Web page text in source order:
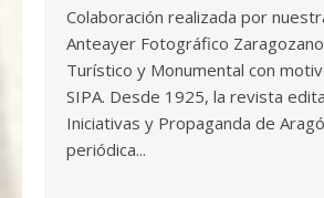
Colaboración realizada por
Anteayer Fotográfico Zaragozano
Turístico y Monumental con
SIPA. Desde 1925, la revista
Iniciativas y Propaganda de
periódica...